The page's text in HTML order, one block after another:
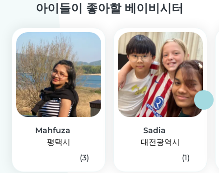
아이들이 좋아할 베이비시터
Mahfuza
평택시
(3)
Sadia
대전광역시
(1)